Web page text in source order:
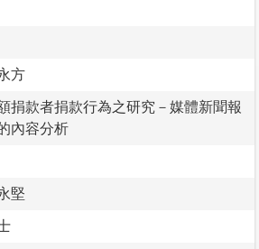
方
捐款者捐款行為之研究－媒體新聞報
內容分析
堅